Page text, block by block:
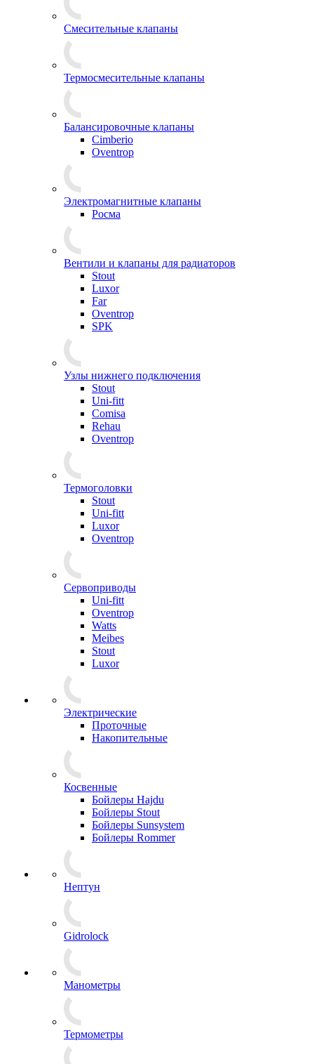
Cмесительные клапаны
Термосмесительные клапаны
Балансировочные клапаны
Cimberio
Oventrop
Электромагнитные клапаны
Росма
Вентили и клапаны для радиаторов
Stout
Luxor
Far
Oventrop
SPK
Узлы нижнего подключения
Stout
Uni-fitt
Comisa
Rehau
Oventrop
Термоголовки
Stout
Uni-fitt
Luxor
Oventrop
Сервоприводы
Uni-fitt
Oventrop
Watts
Meibes
Stout
Luxor
Электрические
Проточные
Накопительные
Косвенные
Бойлеры Hajdu
Бойлеры Stout
Бойлеры Sunsystem
Бойлеры Rommer
Нептун
Gidrolock
Манометры
Термометры